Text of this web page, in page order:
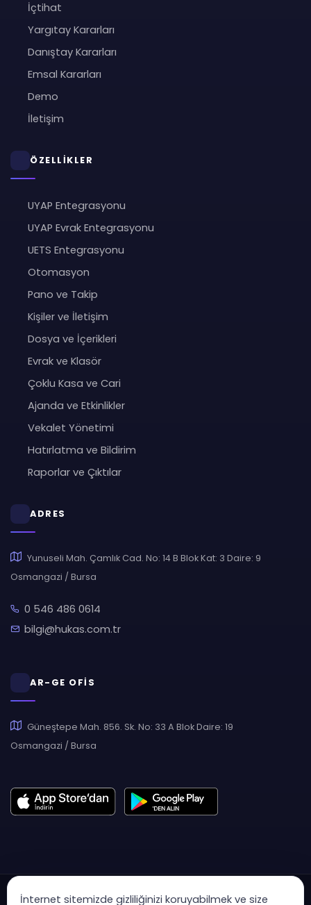
İçtihat
Yargıtay Kararları
Danıştay Kararları
Emsal Kararları
Demo
İletişim
ÖZELLİKLER
UYAP Entegrasyonu
UYAP Evrak Entegrasyonu
UETS Entegrasyonu
Otomasyon
Pano ve Takip
Kişiler ve İletişim
Dosya ve İçerikleri
Evrak ve Klasör
Çoklu Kasa ve Cari
Ajanda ve Etkinlikler
Vekalet Yönetimi
Hatırlatma ve Bildirim
Raporlar ve Çıktılar
ADRES
Yunuseli Mah. Çamlık Cad. No: 14 B Blok Kat: 3 Daire: 9
Osmangazi / Bursa
0 546 486 0614
bilgi@hukas.com.tr
AR-GE OFİS
Güneştepe Mah. 856. Sk. No: 33 A Blok Daire: 19
Osmangazi / Bursa
İnternet sitemizde gizliliğinizi koruyabilmek ve size